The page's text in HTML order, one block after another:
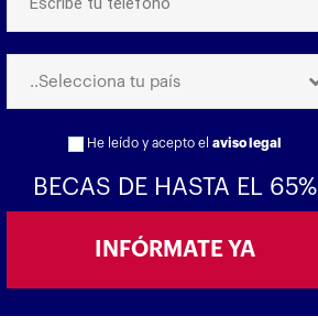
..Selecciona tu país
He leído y acepto el aviso legal
BECAS DE HASTA EL 65%